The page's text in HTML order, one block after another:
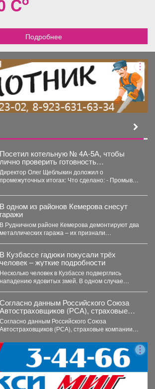
C
Подробнее
Посетил котельную № 4А-5А, чтобы
лично проверить готовность
оборудования после капитального
ремонта к предстоящему отопительному
сезону.
Директор Олег Щеблыкин доложил о
промежуточных итогах: Что сделано: - Промывка
В одном из районов Кемерова снесут
гаражи
В Рудничном районе Кемерова демонтируют два
металлических гаража – их признали
В Кузбассе гадюки покусали трёх
человек – жуткие подробности
Несколько человек в Кузбассе подверглись
нападению ядовитых змей. В одном случае
Согласно данным Российского Союза
Автостраховщиков (РСА), страховые
компании за первое полугодие 2026 года
выплатили более 35,3 млрд руб.
Согласно данным Российского Союза
Автостраховщиков (РСА), страховые компании